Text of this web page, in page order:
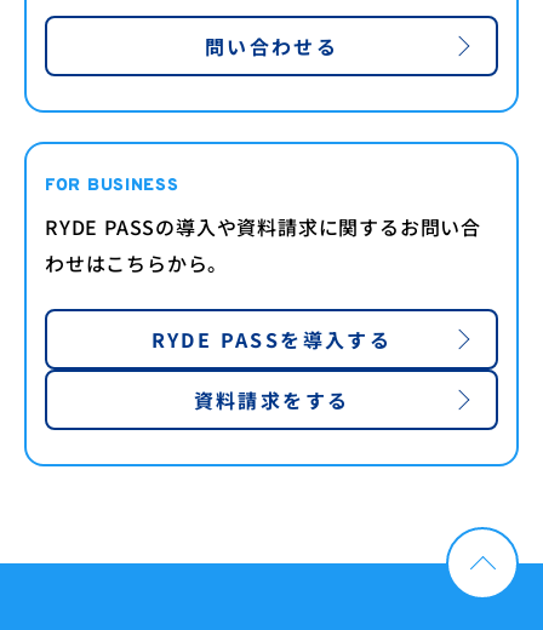
問い合わせる
FOR BUSINESS
RYDE PASSの導入や資料請求に関するお問い合
わせはこちらから。
RYDE PASSを導入する
資料請求をする